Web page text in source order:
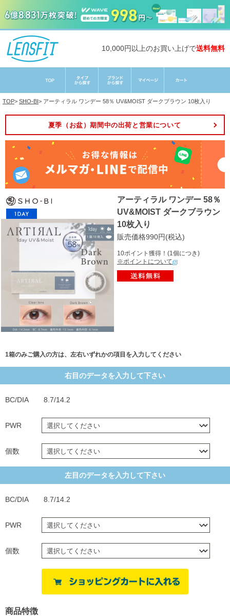
10,000円以上のお買い上げで送料無料
TOP> SHO-BI> アーティラル ワンデー 58％ UV&MOIST ダークブラウン 10枚入り
夏季（お盆）期間中の出荷と営業について
アーティラル ワンデー 58％
UV&MOIST ダークブラウン
10枚入り
販売価格990円(税込)
10ポイント獲得！(1個につき)
※ポイントについて
1箱のみご購入の方は、左右いずれかの項目を入力してください
右目のデータを入力して下さい
BC/DIA 8.7/14.2
PWR
個数
左目のデータを入力して下さい
BC/DIA 8.7/14.2
PWR
個数
商品特徴